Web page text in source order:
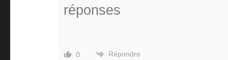
réponses
0 Répondre